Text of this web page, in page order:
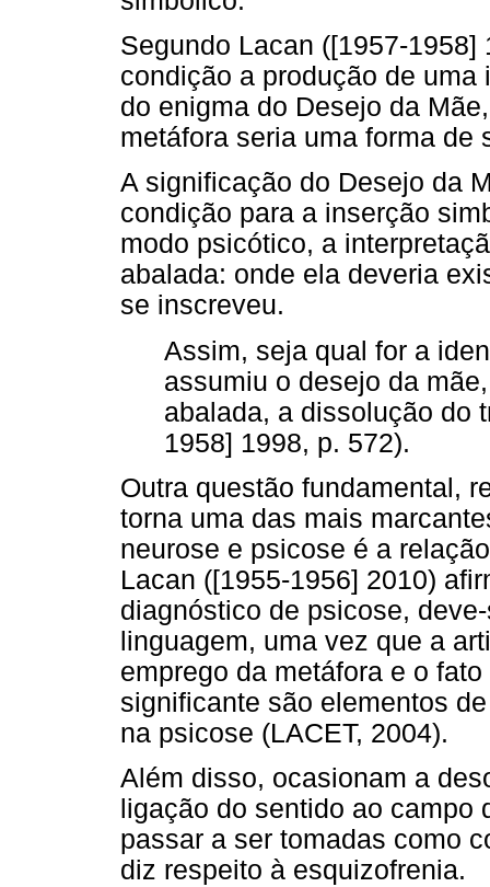
Segundo Lacan ([1957-
condição a produção de
do enigma do Desejo da
metáfora seria uma forma de
A significação do Desejo da
condição para a inserção
modo psicótico, a
abalada: onde ela deveria
se inscreveu.
Assim, seja qual for a
assumiu o desejo da
abalada, a dissolução do
1958] 1998, p. 572).
Outra questão fundamental,
torna uma das mais
neurose e psicose é a
Lacan ([1955-1956] 2010)
diagnóstico de psicose,
linguagem, uma vez que a
emprego da metáfora e o
significante são elementos
na psicose (LACET, 2004).
Além disso, ocasionam a
ligação do sentido ao
passar a ser tomadas como
diz respeito à esquizofrenia.